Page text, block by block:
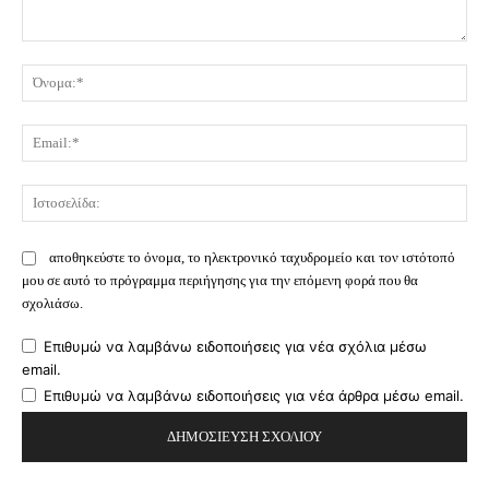
αποθηκεύστε το όνομα, το ηλεκτρονικό ταχυδρομείο και τον ιστότοπό
μου σε αυτό το πρόγραμμα περιήγησης για την επόμενη φορά που θα
σχολιάσω.
Επιθυμώ να λαμβάνω ειδοποιήσεις για νέα σχόλια μέσω
email.
Επιθυμώ να λαμβάνω ειδοποιήσεις για νέα άρθρα μέσω email.